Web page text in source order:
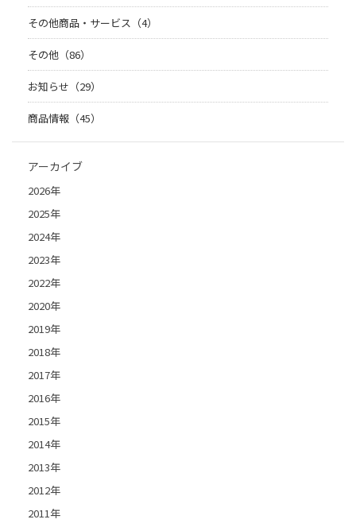
その他商品・サービス（4）
その他（86）
お知らせ（29）
商品情報（45）
アーカイブ
2026年
2025年
2024年
2023年
2022年
2020年
2019年
2018年
2017年
2016年
2015年
2014年
2013年
2012年
2011年